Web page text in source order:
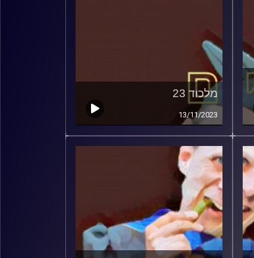
מלכוד 23
13/11/2023